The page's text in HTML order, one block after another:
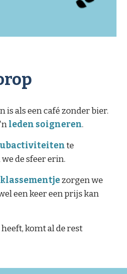
is als een café zonder bier.
leden soigneren.
te
de sfeer erin.
zorgen we
een keer een prijs kan
komt al de rest